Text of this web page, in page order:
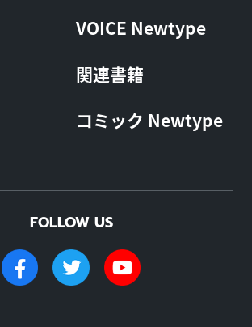
VOICE Newtype
関連書籍
コミック Newtype
FOLLOW US